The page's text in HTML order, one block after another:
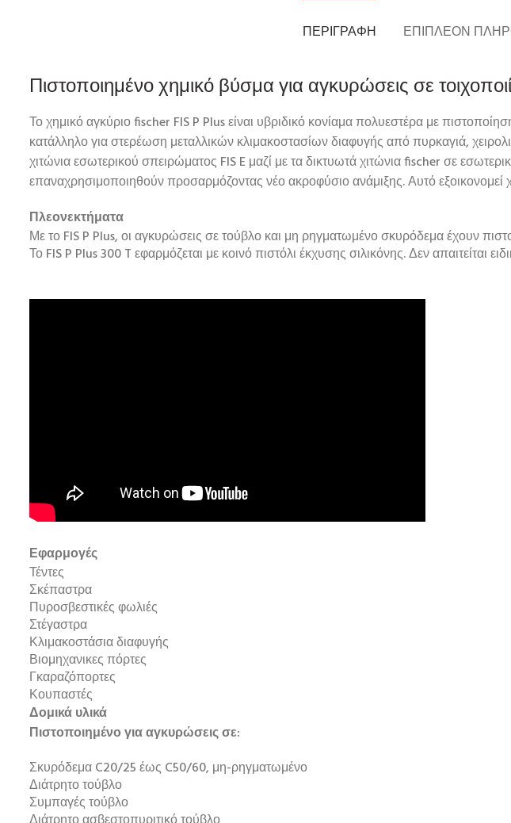
ΠΕΡΙΓΡΑΦΉ ΕΠΙΠΛΈΟΝ
Πιστοποιημένο χημικό βύσμα για αγκυρώσεις σε
Το χημικό αγκύριο fischer FIS P Plus είναι υβριδικό κονίαμα πολυεστέρα με
κατάλληλο για στερέωση μεταλλικών κλιμακοστασίων διαφυγής από πυρκαγιά,
χιτώνια εσωτερικού σπειρώματος FIS E μαζί με τα δικτυωτά χιτώνια fischer σε
επαναχρησιμοποιηθούν προσαρμόζοντας νέο ακροφύσιο ανάμιξης. Αυτό
Πλεονεκτήματα
Με το FIS P Plus, οι αγκυρώσεις σε τούβλο και μη ρηγματωμένο σκυρόδεμα έχουν
Το FIS P Plus 300 T εφαρμόζεται με κοινό πιστόλι έκχυσης σιλικόνης. Δεν απαιτείται
Εφαρμογές
Τέντες
Σκέπαστρα
Πυροσβεστικές φωλιές
Στέγαστρα
Κλιμακοστάσια διαφυγής
Βιομηχανικες πόρτες
Γκαραζόπορτες
Κουπαστές
Δομικά υλικά
Πιστοποιημένο για αγκυρώσεις σε:
Σκυρόδεμα C20/25 έως C50/60, μη-ρηγματωμένο
Διάτρητο τούβλο
Συμπαγές τούβλο